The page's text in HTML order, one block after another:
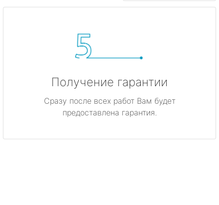
Получение гарантии
Сразу после всех работ Вам будет
предоставлена гарантия.